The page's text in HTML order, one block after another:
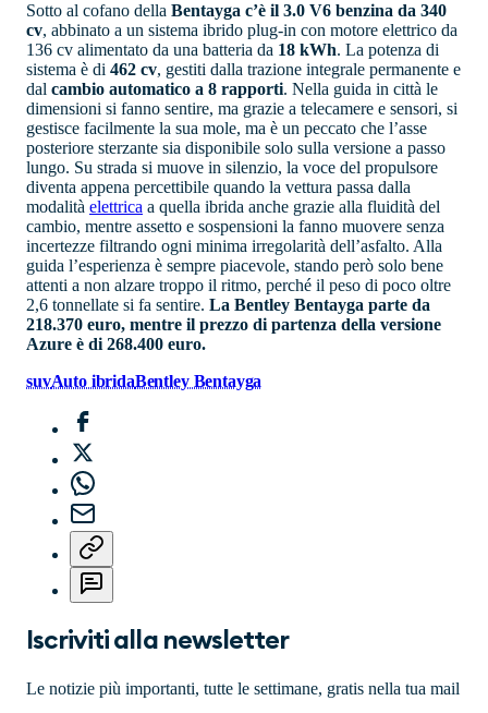
Sotto al cofano della Bentayga c’è il 3.0 V6 benzina da 340
cv, abbinato a un sistema ibrido plug-in con motore elettrico da
136 cv alimentato da una batteria da 18 kWh. La potenza di
sistema è di 462 cv, gestiti dalla trazione integrale permanente e
dal cambio automatico a 8 rapporti. Nella guida in città le
dimensioni si fanno sentire, ma grazie a telecamere e sensori, si
gestisce facilmente la sua mole, ma è un peccato che l’asse
posteriore sterzante sia disponibile solo sulla versione a passo
lungo. Su strada si muove in silenzio, la voce del propulsore
diventa appena percettibile quando la vettura passa dalla
modalità elettrica a quella ibrida anche grazie alla fluidità del
cambio, mentre assetto e sospensioni la fanno muovere senza
incertezze filtrando ogni minima irregolarità dell’asfalto. Alla
guida l’esperienza è sempre piacevole, stando però solo bene
attenti a non alzare troppo il ritmo, perché il peso di poco oltre
2,6 tonnellate si fa sentire. La Bentley Bentayga parte da
218.370 euro, mentre il prezzo di partenza della versione
Azure è di 268.400 euro.
suvAuto ibridaBentley Bentayga
Iscriviti alla newsletter
Le notizie più importanti, tutte le settimane, gratis nella tua mail